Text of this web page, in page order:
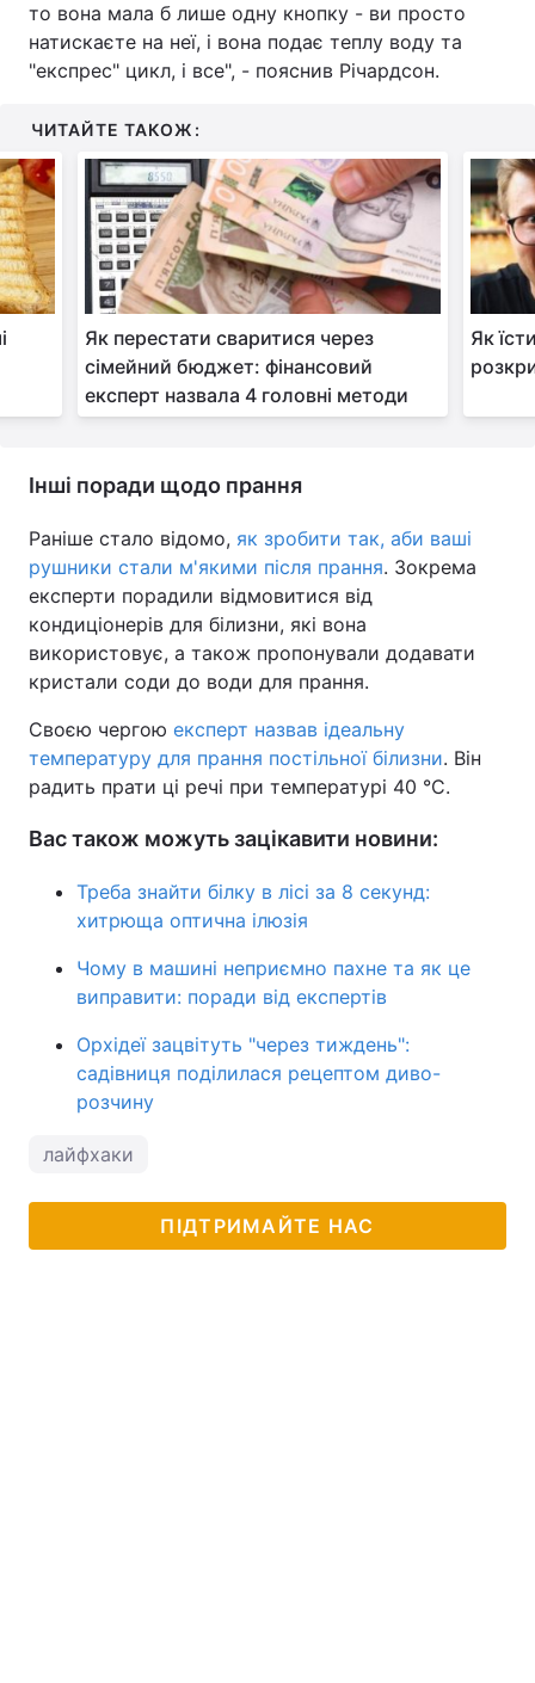
то вона мала б лише одну кнопку - ви просто
натискаєте на неї, і вона подає теплу воду та
"експрес" цикл, і все", - пояснив Річардсон.
ЧИТАЙТЕ ТАКОЖ:
Як перестати сваритися через
сімейний бюджет: фінансовий
експерт назвала 4 головні методи
Як
Інші поради щодо прання
Раніше стало відомо, як зробити так, аби ваші
рушники стали м'якими після прання. Зокрема
експерти порадили відмовитися від
кондиціонерів для білизни, які вона
використовує, а також пропонували додавати
кристали соди до води для прання.
Своєю чергою експерт назвав ідеальну
температуру для прання постільної білизни. Він
радить прати ці речі при температурі 40 °C.
Вас також можуть зацікавити новини:
Треба знайти білку в лісі за 8 секунд:
хитрюща оптична ілюзія
Чому в машині неприємно пахне та як це
виправити: поради від експертів
Орхідеї зацвітуть "через тиждень":
садівниця поділилася рецептом диво-
розчину
лайфхаки
ПІДТРИМАЙТЕ НАС